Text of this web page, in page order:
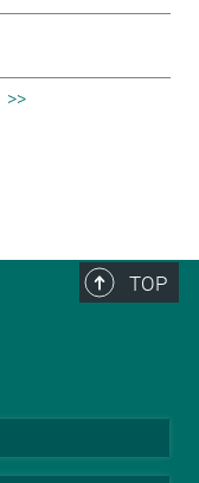
>>
TOP